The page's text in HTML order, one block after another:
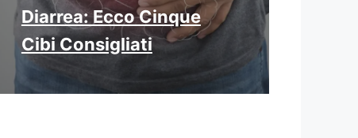
Diarrea: Ecco Cinque
Cibi Consigliati